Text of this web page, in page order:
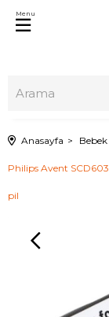
Menu
Anasayfa
Philips Avent
pil